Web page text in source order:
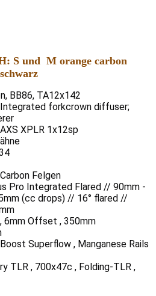
S und M orange carbon
BB86, TA12x142
Integrated forkcrown diffuser;
XPLR 1x12sp
Felgen
Pro Integrated Flared // 90mm -
(cc drops) // 16° flared //
6mm Offset , 350mm
Superflow , Manganese Rails
TLR , 700x47c , Folding-TLR ,